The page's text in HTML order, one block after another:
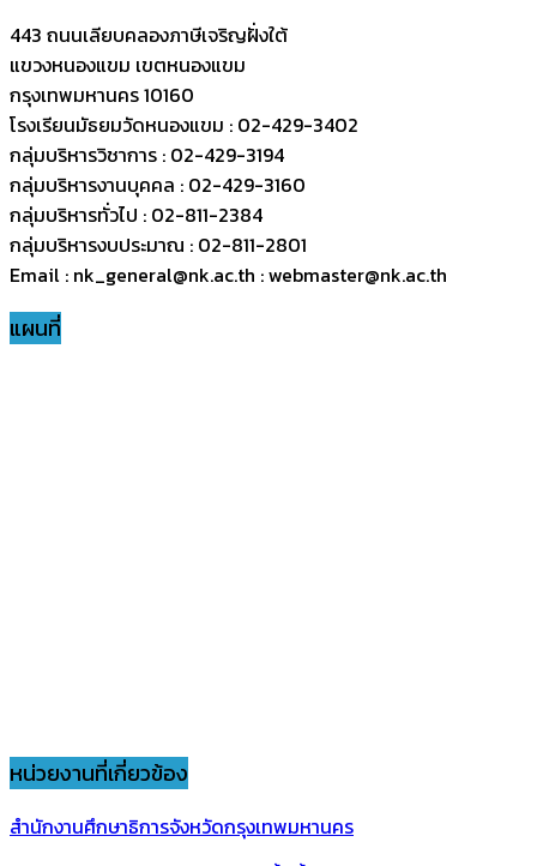
443 ถนนเลียบคลองภาษีเจริญฝั่งใต้
แขวงหนองแขม เขตหนองแขม
กรุงเทพมหานคร 10160
โรงเรียนมัธยมวัดหนองแขม : 02-429-3402
กลุ่มบริหารวิชาการ : 02-429-3194
กลุ่มบริหารงานบุคคล : 02-429-3160
กลุ่มบริหารทั่วไป : 02-811-2384
กลุ่มบริหารงบประมาณ : 02-811-2801
Email : nk_general@nk.ac.th : webmaster@nk.ac.th
แผนที่
หน่วยงานที่เกี่ยวข้อง
สำนักงานศึกษาธิการจังหวัดกรุงเทพมหานคร